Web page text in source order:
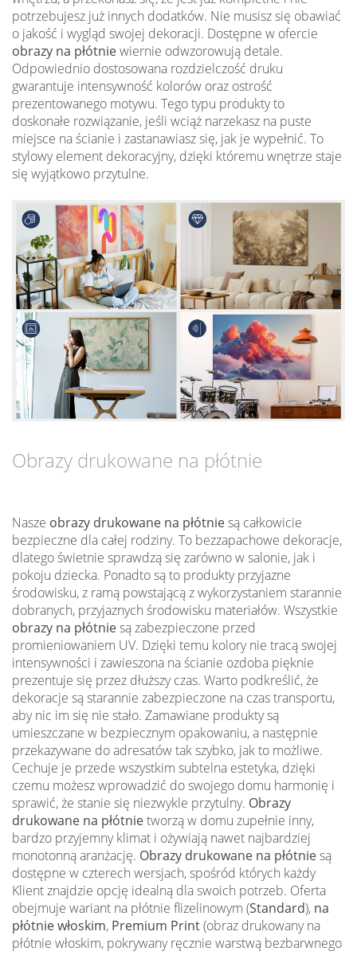
potrzebujesz już innych dodatków. Nie musisz się obawiać
o jakość i wygląd swojej dekoracji. Dostępne w ofercie
obrazy na płótniewiernie odwzorowują detale.
Odpowiednio dostosowana rozdzielczość druku
gwarantuje intensywność kolorów oraz ostrość
prezentowanego motywu. Tego typu produkty to
doskonałe rozwiązanie, jeśli wciąż narzekasz na puste
miejsce na ścianie i zastanawiasz się, jak je wypełnić. To
stylowy element dekoracyjny, dzięki któremu wnętrze staje
się wyjątkowo przytulne.
Obrazy drukowane na płótnie
Nasze obrazy drukowane na płótniesą całkowicie
bezpieczne dla całej rodziny. To bezzapachowe dekoracje,
dlatego świetnie sprawdzą się zarówno w salonie, jak i
pokoju dziecka. Ponadto są to produkty przyjazne
środowisku, z ramą powstającą z wykorzystaniem starannie
dobranych, przyjaznych środowisku materiałów. Wszystkie
obrazy na płótniesą zabezpieczone przed
promieniowaniem UV. Dzięki temu kolory nie tracą swojej
intensywności i zawieszona na ścianie ozdoba pięknie
prezentuje się przez dłuższy czas. Warto podkreślić, że
dekoracje są starannie zabezpieczone na czas transportu,
aby nic im się nie stało. Zamawiane produkty są
umieszczane w bezpiecznym opakowaniu, a następnie
przekazywane do adresatów tak szybko, jak to możliwe.
Cechuje je przede wszystkim subtelna estetyka, dzięki
czemu możesz wprowadzić do swojego domu harmonię i
sprawić, że stanie się niezwykle przytulny. Obrazy
drukowane na płótnietworzą w domu zupełnie inny,
bardzo przyjemny klimat i ożywiają nawet najbardziej
monotonną aranżację. Obrazy drukowane na płótniesą
dostępne w czterech wersjach, spośród których każdy
Klient znajdzie opcję idealną dla swoich potrzeb. Oferta
obejmuje wariant na płótnie flizelinowym (Standard), na
płótnie włoskim, Premium Print(obraz drukowany na
płótnie włoskim, pokrywany ręcznie warstwą bezbarwnego